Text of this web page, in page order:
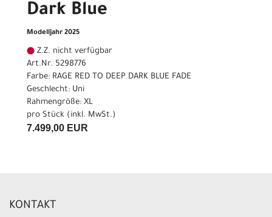
Dark Blue
Modelljahr 2025
Z.Z. nicht verfügbar
Art.Nr. 5298776
Farbe: RAGE RED TO DEEP DARK BLUE FADE
Geschlecht: Uni
Rahmengröße: XL
pro Stück (inkl. MwSt.)
7.499,00 EUR
KONTAKT